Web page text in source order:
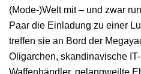
(Mode-)Welt mit – und zwar
Paar die Einladung zu einer
treffen sie an Bord der
Oligarchen, skandinavische
Waffenhändler, gelangweilte